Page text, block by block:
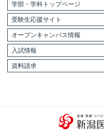
学部・学科トップページ
受験生応援サイト
オープンキャンパス情報
入試情報
資料請求